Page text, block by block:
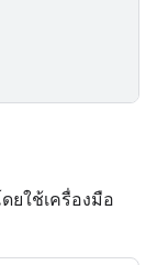
ยใช้เครื่องมือ